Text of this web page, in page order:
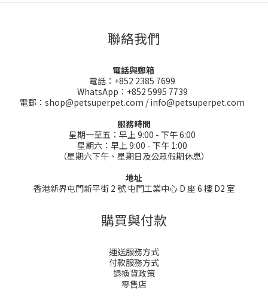
聯絡我們
電話與郵箱
電話：+852 2385 7699
WhatsApp：+852 5995 7739
電郵：shop@petsuperpet.com / info@petsuperpet.com
服務時間
星期一至五：早上 9:00 - 下午 6:00
星期六：早上 9:00 - 下午 1:00
（星期六下午、星期日及公眾假期休息）
地址
香港新界屯門新平街 2 號 屯門工業中心 D 座 6 樓 D2 室
購買與付款
運送服務方式
付款服務方式
退換貨政策
零售店